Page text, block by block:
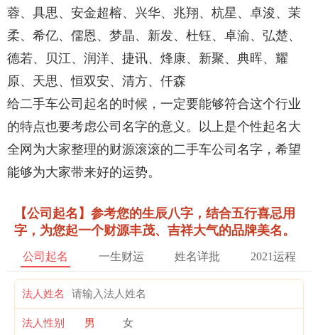
蓉、具思、安金超榕、兴华、兆翔、杭星、卓浚、茉
柔、希亿、儒恩、梦晶、新发、杜钰、卓渝、弘楚、
德若、贝江、润洋、捷讯、烽康、新聚、典晖、耀
原、天思、恒双安、清方、仟森
给二手车公司起名的时候，一定要能够符合这个行业
的特点也要考虑公司名字的意义。以上是个性起名大
全网为大家整理的财源滚滚的二手车公司名字，希望
能够为大家带来好的运势。
【公司起名】参考您的生辰八字，结合五行喜忌用
字，为您起一个财源丰茂、吉祥大气的品牌美名。
公司起名 一生财运 姓名详批 2021运程
法人姓名
法人性别 男 女